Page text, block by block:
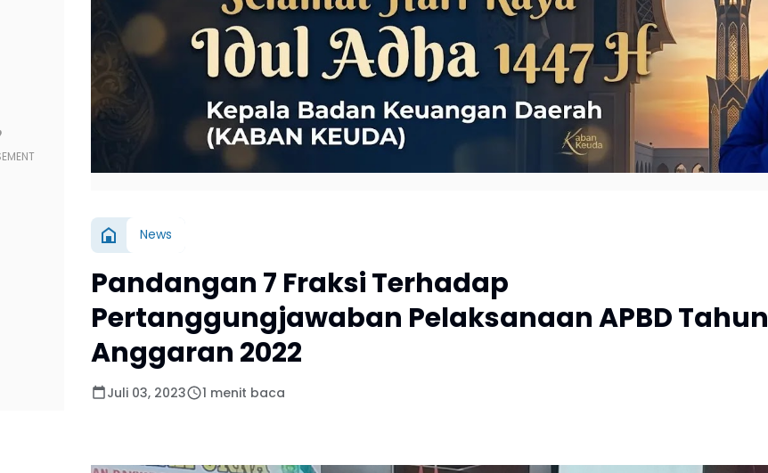
News
Pandangan 7 Fraksi Terhadap
Pertanggungjawaban Pelaksanaan APBD Tahun
Anggaran 2022
Juli 03, 2023 1 menit baca